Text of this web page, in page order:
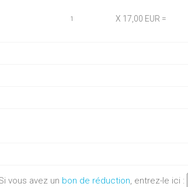
1 X 17,00 EUR =
vous avez un bon de réduction, entrez-le ici :